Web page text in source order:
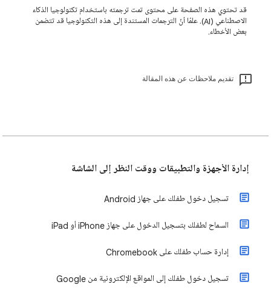
قد تحتوي هذه الصفحة على محتوى تمت ترجمته باستخدام تكنولوجيا الذكاء
الاصطناعي (AI). علمًا أنّ الترجمات المستندة إلى هذه التكنولوجيا قد تتضمن
بعض الأخطاء.
تقديم ملاحظات عن هذه المقالة
إدارة الأجهزة والتطبيقات ووقت النظر إلى الشاشة
تسجيل دخول طفلك على جهاز Android
السماح لطفلك بتسجيل الدخول على جهاز iPhone أو iPad
إدارة حساب طفلك على Chromebook
تسجيل دخول طفلك إلى المواقع الإلكترونية من Google